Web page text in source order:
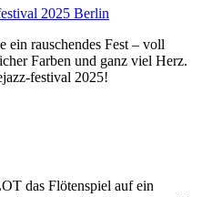
rauschendes Fest – voll
Farben und ganz viel Herz.
festival 2025!
das Flötenspiel auf ein